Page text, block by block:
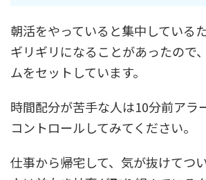
朝活をやっていると集中している
ギリギリになることがあったので
ムをセットしています。
時間配分が苦手な人は10分前アラ
コントロールしてみてください。
仕事から帰宅して、気が抜けてつ